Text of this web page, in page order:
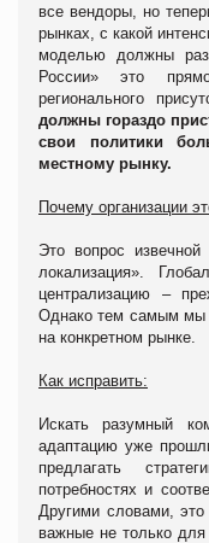
все вендоры, но
рынках, с какой
моделью должны
России» это
регионального
должны гораздо
свои политики
местному рынку.
Почему организации
Это вопрос
локализация».
централизацию –
Однако тем самым мы
на конкретном рынке.
Как исправить:
Искать разумный
адаптацию уже
предлагать
потребностях и
Другими словами, это
важные не только